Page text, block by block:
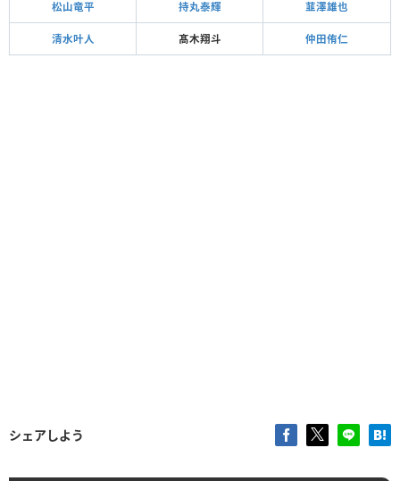
松山竜平 持丸泰輝 韮澤雄也
清水叶人 髙木翔斗 仲田侑仁
シェアしよう